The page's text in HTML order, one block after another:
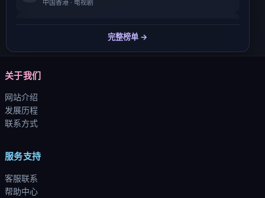
中国香港 · 电视剧
完整榜单 →
关于我们
网站介绍
发展历程
联系方式
服务支持
客服联系
帮助中心